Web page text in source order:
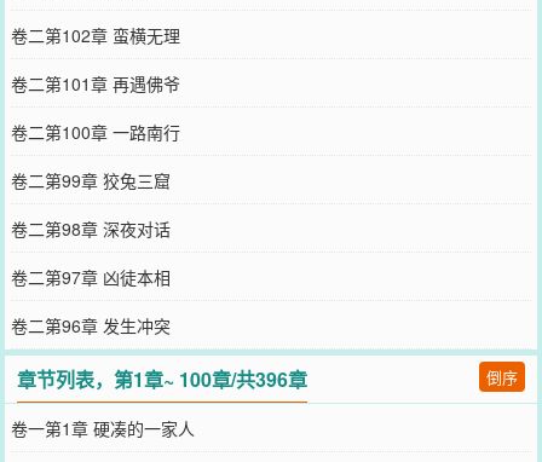
卷二第102章 蛮横无理
卷二第101章 再遇佛爷
卷二第100章 一路南行
卷二第99章 狡兔三窟
卷二第98章 深夜对话
卷二第97章 凶徒本相
卷二第96章 发生冲突
章节列表，第1章~ 100章/共396章 倒序
卷一第1章 硬凑的一家人